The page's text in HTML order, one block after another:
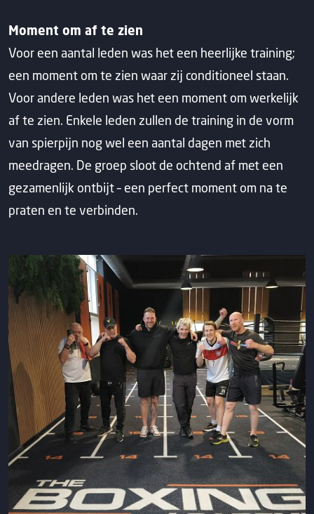
Moment om af te zien
Voor een aantal leden was het een heerlijke training;
een moment om te zien waar zij conditioneel staan.
Voor andere leden was het een moment om werkelijk
af te zien. Enkele leden zullen de training in de vorm
van spierpijn nog wel een aantal dagen met zich
meedragen. De groep sloot de ochtend af met een
gezamenlijk ontbijt – een perfect moment om na te
praten en te verbinden.